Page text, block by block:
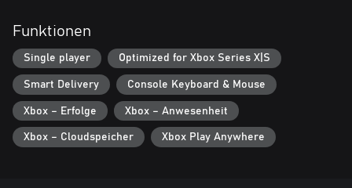
Funktionen
Single player Optimized for Xbox Series X|S
Smart Delivery Console Keyboard & Mouse
Xbox – Erfolge Xbox – Anwesenheit
Xbox – Cloudspeicher Xbox Play Anywhere